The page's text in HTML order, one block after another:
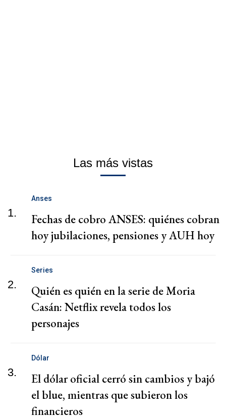
Las más vistas
1.
Anses
Fechas de cobro ANSES: quiénes cobran
hoy jubilaciones, pensiones y AUH hoy
2.
Series
Quién es quién en la serie de Moria
Casán: Netflix revela todos los
personajes
3.
Dólar
El dólar oficial cerró sin cambios y bajó
el blue, mientras que subieron los
financieros